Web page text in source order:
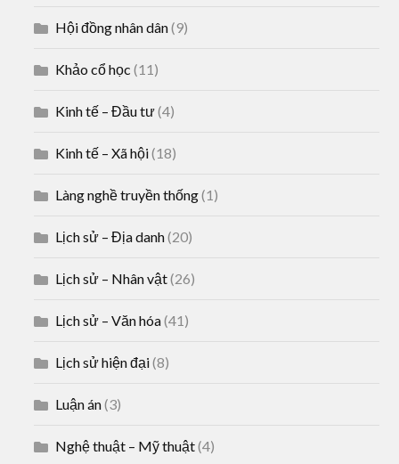
Hội đồng nhân dân(9)
Khảo cổ học (11)
Kinh tế – Đầu tư(4)
Kinh tế – Xã hội(18)
Làng nghề truyền thống(1)
Lịch sử – Địa danh(20)
Lịch sử – Nhân vật(26)
Lịch sử – Văn hóa(41)
Lịch sử hiện đại(8)
Luận án(3)
Nghệ thuật – Mỹ thuật(4)